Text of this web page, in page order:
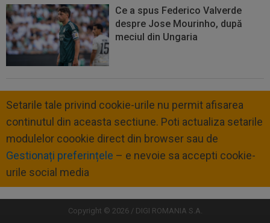
Ce a spus Federico Valverde
despre Jose Mourinho, după
meciul din Ungaria
Setarile tale privind cookie-urile nu permit afisarea
continutul din aceasta sectiune. Poti actualiza setarile
modulelor coookie direct din browser sau de
Gestionați preferințele – e nevoie sa accepti cookie-
urile social media
Copyright © 2026 / DIGI ROMANIA S.A.